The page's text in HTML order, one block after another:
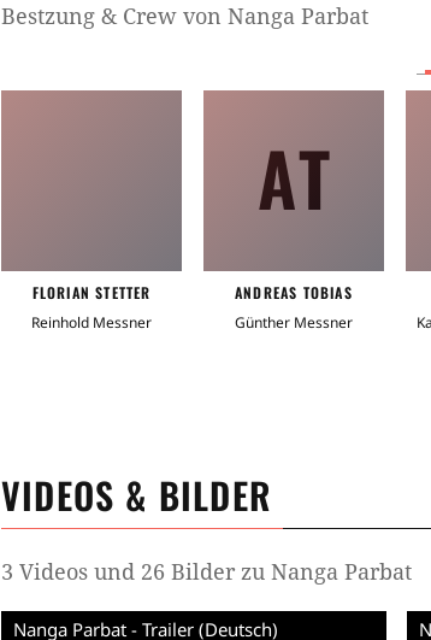
Bestzung & Crew von Nanga Parbat
FLORIAN STETTER
Reinhold Messner
AT
ANDREAS TOBIAS
Günther Messner
VIDEOS & BILDER
3 Videos und 26 Bilder zu Nanga Parbat
Nanga Parbat - Trailer (Deutsch)